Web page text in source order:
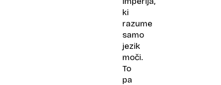
ki
razume
samo
jezik
moči.
To
pa